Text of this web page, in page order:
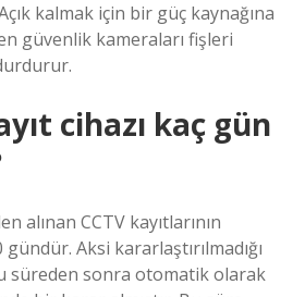
kalmak için bir güç kaynağına
güvenlik kameraları fişleri
cihazı kaç gün
alınan CCTV kayıtlarının
Aksi kararlaştırılmadığı
süreden sonra otomatik olarak